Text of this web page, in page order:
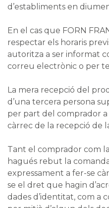
d’establiments en
En el cas que FORN
respectar els horaris
autoritza a ser informat
correu electrònic o per
La mera recepció del
d’una tercera persona
per part del comprador
càrrec de la recepció de
Tant el comprador com
hagués rebut la
expressament a fer-se
se el dret que hagin
dades d’identitat, com a